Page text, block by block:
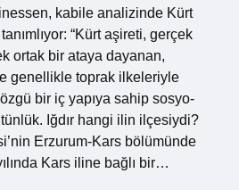
kabile analizinde Kürt
“Kürt aşireti, gerçek
ortak bir ataya dayanan,
genellikle toprak ilkeleriyle
bir iç yapıya sahip sosyo-
Iğdır hangi ilin ilçesiydi?
Erzurum-Kars bölümünde
Kars iline bağlı bir…